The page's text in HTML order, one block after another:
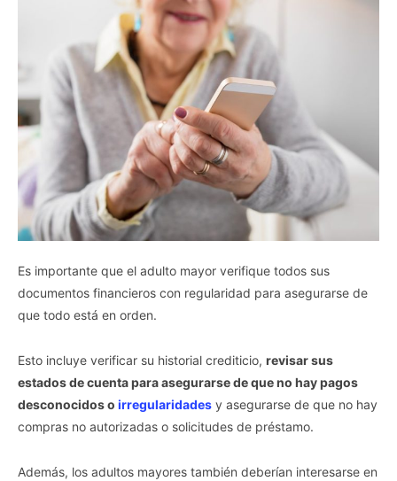
Es importante que el adulto mayor verifique todos sus
documentos financieros con regularidad para asegurarse de
que todo está en orden.
Esto incluye verificar su historial crediticio, revisar sus
estados de cuenta para asegurarse de que no hay pagos
desconocidos o irregularidades y asegurarse de que no hay
compras no autorizadas o solicitudes de préstamo.
Además, los adultos mayores también deberían interesarse en